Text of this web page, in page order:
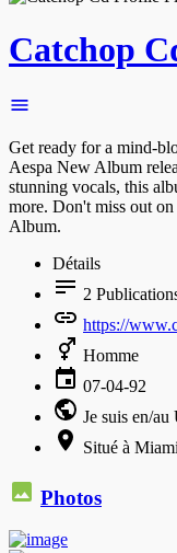
Catchop
Get ready for a mind-
Aespa New Album
stunning vocals, this
more. Don't miss out
Album.
Détails
2
https://
Homme
07-04-92
Je suis en/au
Situé à
Photos